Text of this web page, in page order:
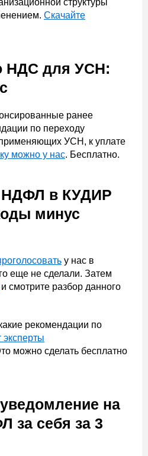
структуры
Скачайте
НДС для УСН:
ранее
по переходу
УСН, к уплате
можно у нас. Бесплатно.
НДФЛ в КУДИР
минус
у нас в
еще не сделали. Затем
и смотрите разбор данного
рекомендации по
эксперты
можно сделать бесплатно
на
за себя за 3